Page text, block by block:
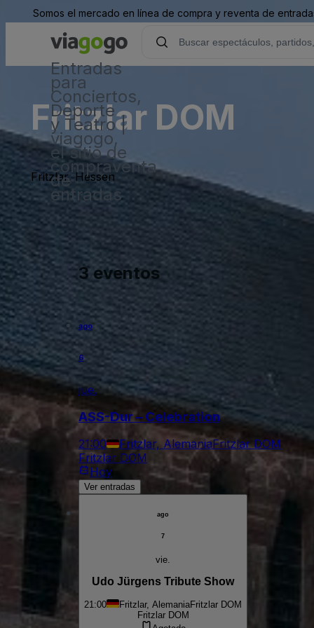
Somos el mercado en línea de compra y reventa de
Entradas
para
Conciertos,
Deporte
y Teatro |
viagogo,
el sitio de
compraventa
de
entradas
Fritzlar DOM
Fritzlar, Hessen
3 eventos
ago
6
jue.
ASS-Dur – Celebration
21:00 Fritzlar, AlemaniaFritzlar DOM
Fritzlar DOM
Hoy
Ver entradas
ago
7
vie.
Udo Jürgens Tribute Show
21:00 Fritzlar, AlemaniaFritzlar DOM
Fritzlar DOM